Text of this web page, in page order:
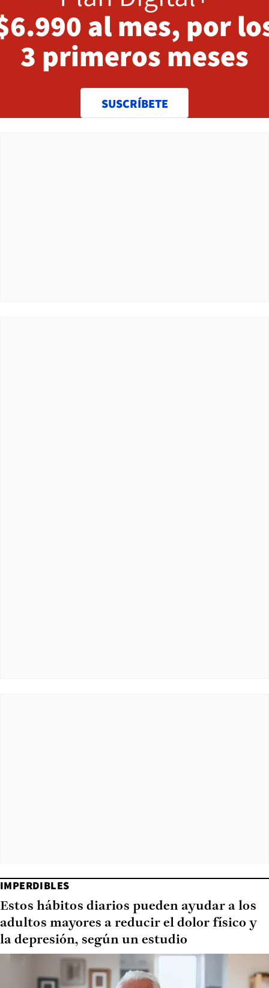
al mes, por
3 primeros meses
SUSCRÍBETE
IMPERDIBLES
Estos hábitos diarios pueden ayudar a los
adultos mayores a reducir el dolor físico y
la depresión, según un estudio